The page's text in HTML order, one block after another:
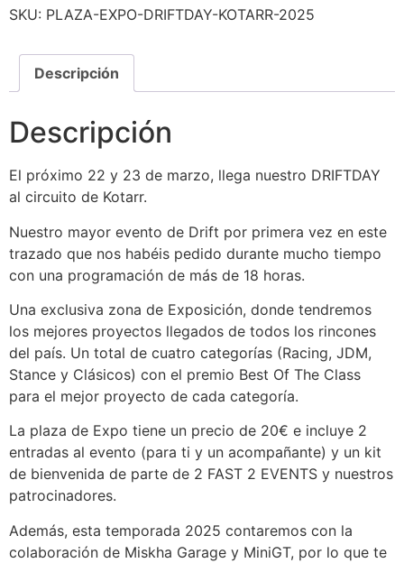
SKU: PLAZA-EXPO-DRIFTDAY-KOTARR-2025
Descripción
Descripción
El próximo 22 y 23 de marzo, llega nuestro DRIFTDAY
al circuito de Kotarr.
Nuestro mayor evento de Drift por primera vez en este
trazado que nos habéis pedido durante mucho tiempo
con una programación de más de 18 horas.
Una exclusiva zona de Exposición, donde tendremos
los mejores proyectos llegados de todos los rincones
del país. Un total de cuatro categorías (Racing, JDM,
Stance y Clásicos) con el premio Best Of The Class
para el mejor proyecto de cada categoría.
La plaza de Expo tiene un precio de 20€ e incluye 2
entradas al evento (para ti y un acompañante) y un kit
de bienvenida de parte de 2 FAST 2 EVENTS y nuestros
patrocinadores.
Además, esta temporada 2025 contaremos con la
colaboración de Miskha Garage y MiniGT, por lo que te